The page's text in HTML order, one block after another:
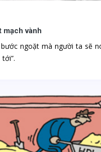
mạch vành
ngoặt mà người ta sẽ